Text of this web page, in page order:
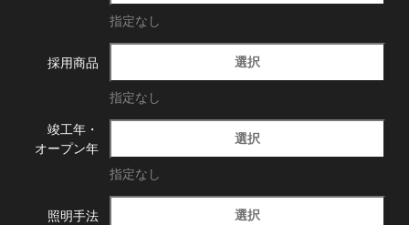
指定なし
採用商品 選択
指定なし
竣工年・
オープン年
選択
指定なし
照明手法 選択